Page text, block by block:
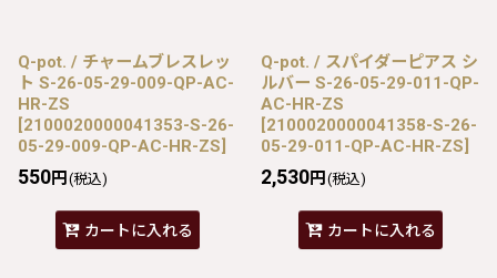
Q-pot. / チャームブレスレッ
ト S-26-05-29-009-QP-AC-
HR-ZS
[2100020000041353-S-26-
05-29-009-QP-AC-HR-ZS]
550円 (税込)
カートに入れる
Q-pot. / スパイダーピアス シ
ルバー S-26-05-29-011-QP-
AC-HR-ZS
[2100020000041358-S-26-
05-29-011-QP-AC-HR-ZS]
2,530円 (税込)
カートに入れる